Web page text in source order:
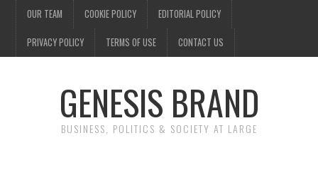
OUR TEAM COOKIE POLICY EDITORIAL POLICY
PRIVACY POLICY TERMS OF USE CONTACT US
GENESIS BRAND
BUSINESS, POLITICS & SOCIETY AT LARGE